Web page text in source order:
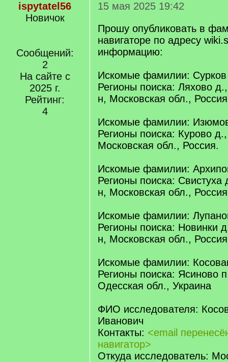
ispytatel56
Новичок
Сообщений:
2
На сайте с
2025 г.
Рейтинг:
4
15 мая 2025 19:42
Прошу опубликовать в
навигаторе по адресу
информацию:
Искомые фамилии: Сурков
Регионы поиска: Ляхово
н, Московская обл.,
Искомые фамилии:
Регионы поиска: Курово
Московская обл., Россия.
Искомые фамилии:
Регионы поиска:
н, Московская обл.,
Искомые фамилии:
Регионы поиска: Новинки
н, Московская обл.,
Искомые фамилии:
Регионы поиска: Ясиново
Одесская обл., Украина
ФИО исследователя:
Иванович
Контакты: <email
навигатор>
Откуда исследователь: